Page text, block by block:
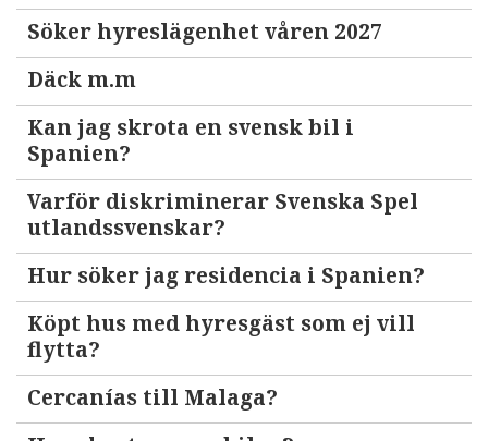
Söker hyreslägenhet våren 2027
Däck m.m
Kan jag skrota en svensk bil i
Spanien?
Varför diskriminerar Svenska Spel
utlandssvenskar?
Hur söker jag residencia i Spanien?
Köpt hus med hyresgäst som ej vill
flytta?
Cercanías till Malaga?